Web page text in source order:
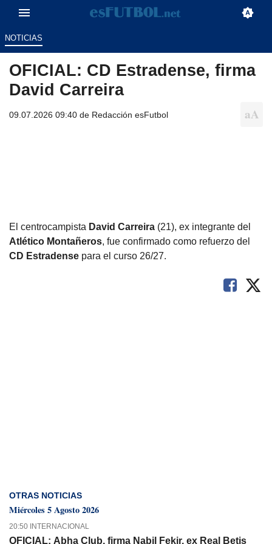
NOTICIAS
OFICIAL: CD Estradense, firma
David Carreira
09.07.2026 09:40 de Redacción esFutbol
El centrocampista David Carreira (21), ex integrante del
Atlético Montañeros, fue confirmado como refuerzo del
CD Estradense para el curso 26/27.
OTRAS NOTICIAS
Miércoles 5 Agosto 2026
20:50 INTERNACIONAL
OFICIAL: Abha Club, firma Nabil Fekir, ex Real Betis